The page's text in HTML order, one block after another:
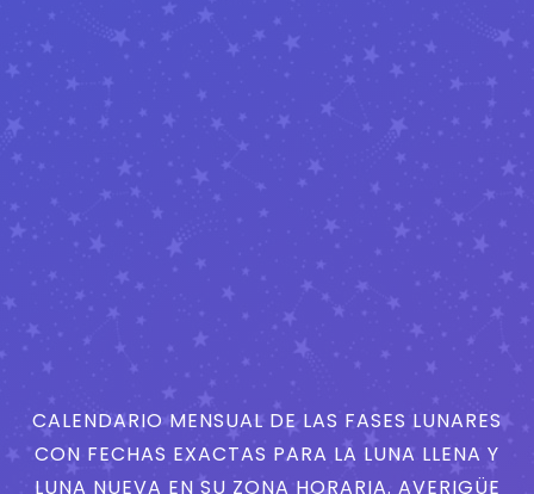
CALENDARIO MENSUAL DE LAS FASES LUNARES
CON FECHAS EXACTAS PARA LA LUNA LLENA Y
LUNA NUEVA EN SU ZONA HORARIA. AVERIGÜE